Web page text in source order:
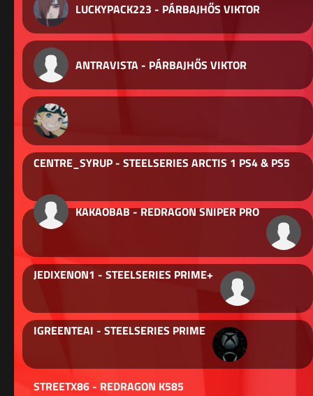
LUCKYPACK223 - PÁRBAJHŐS VIKTOR
ANTRAVISTA - PÁRBAJHŐS VIKTOR
CENTRE_SYRUP - STEELSERIES ARCTIS 1 PS4 & PS5
KAKAOBAB - REDRAGON SNIPER PRO
JEDIXENON1 - STEELSERIES PRIME+
IGREENTEAI - STEELSERIES PRIME
STREETX86 - REDRAGON K585